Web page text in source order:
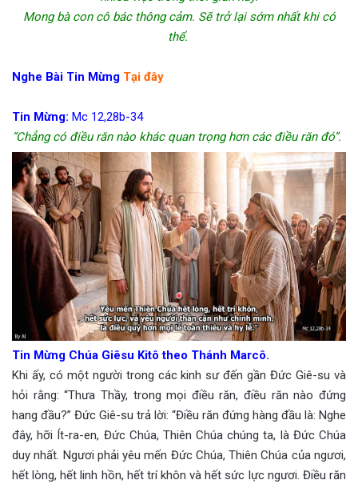
Mong bà con cô bác thông cảm. Sẽ trở lại sớm nhất khi có
thể.
Nghe Bài Tin Mừng Tại đây
Tin Mừng: Mc 12,28b-34
“Chẳng có điều răn nào khác quan trọng hơn các điều răn đó”.
Tin Mừng Chúa Giêsu Kitô theo Thánh Marcô.
Khi ấy, có một người trong các kinh sư đến gần Đức Giê-su và
hỏi rằng: “Thưa Thầy, trong mọi điều răn, điều răn nào đứng
hang đầu?” Đức Giê-su trả lời: “Điều răn đứng hàng đầu là: Nghe
đây, hỡi Ít-ra-en, Đức Chúa, Thiên Chúa chúng ta, là Đức Chúa
duy nhất. Ngươi phải yêu mến Đức Chúa, Thiên Chúa của ngươi,
hết lòng, hết linh hồn, hết trí khôn và hết sức lực ngươi. Điều răn